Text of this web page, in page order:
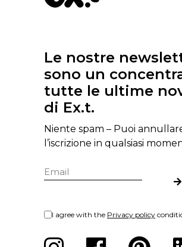
Le nostre
sono un
tutte le ultime
di Ex.t.
Niente spam – Puoi
l’iscrizione in qualsiasi
I agree with the Privacy policy